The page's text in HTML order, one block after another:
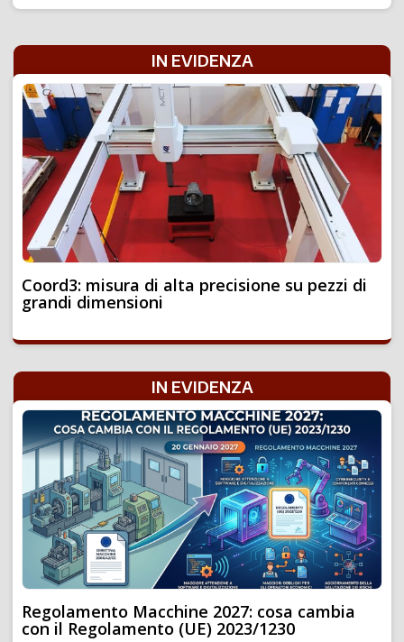
IN EVIDENZA
Coord3: misura di alta precisione su pezzi di
grandi dimensioni
IN EVIDENZA
Regolamento Macchine 2027: cosa cambia
con il Regolamento (UE) 2023/1230